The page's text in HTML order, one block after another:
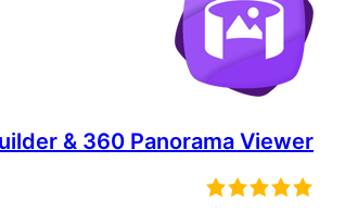
& 360 Panorama Viewer